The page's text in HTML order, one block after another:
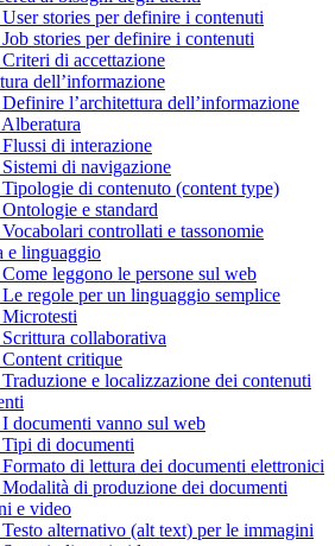
stories per definire i contenuti
stories per definire i contenuti
di accettazione
dell’informazione
l’architettura dell’informazione
di interazione
di navigazione
di contenuto (content type)
e standard
controllati e tassonomie
e linguaggio
leggono le persone sul web
regole per un linguaggio semplice
collaborativa
critique
e localizzazione dei contenuti
documenti vanno sul web
di documenti
di lettura dei documenti elettronici
di produzione dei documenti
e video
alternativo (alt text) per le immagini